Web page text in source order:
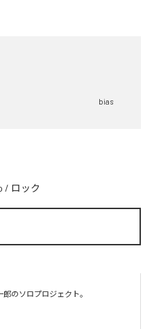
bias
/ ロック
のソロプロジェクト。